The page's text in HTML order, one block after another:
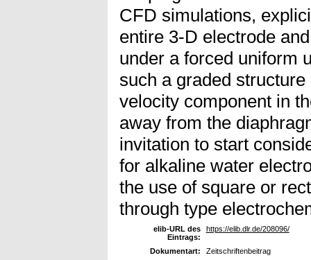
CFD simulations,
entire 3-D electrode
under a forced uniform
such a graded
velocity component in
away from the
invitation to start
for alkaline water
the use of square or
through type
elib-URL des
Eintrags:
https://elib.dlr.de/208096/
Dokumentart:
Zeitschriftenbeitrag